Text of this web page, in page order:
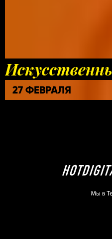
27 ФЕВРАЛЯ